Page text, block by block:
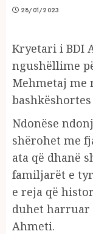
28/01/2023
Kryetari i BDI
ngushëllime
Mehmetaj me
Ndonëse
shërohet me
ata që dhanë
familjarët e
e reja që
duhet harruar
Ahmeti.